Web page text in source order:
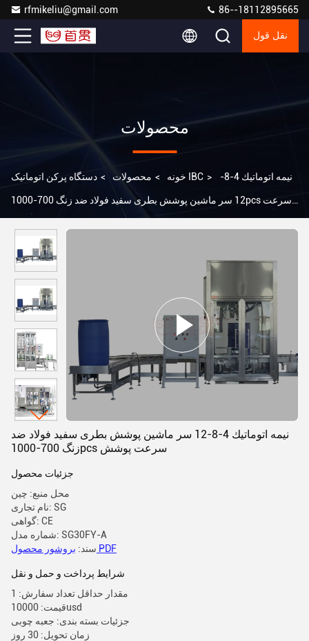
rfmikeliu@gmail.com 86--18112895665
نقل قول
محصولات
خونه > محصولات > دستگاه پرکن اتوماتیک IBC > نیمه اتوماتيك 4-8-
12 سر ماشین پوشش بطری سفید فولاد ضد زنگ 700-1000pcs سرعت
نیمه اتوماتيك 4-8-12 سر ماشین پوشش بطری سفید فولاد ضد
زنگ 700-1000pcs سرعت پوشش
جزئیات محصول
محل منبع: چین
نام تجاری: SG
گواهی: CE
شماره مدل: SG30FY-A
سند: بروشور محصول PDF
شرایط پرداخت و حمل و نقل
مقدار حداقل تعداد سفارش: 1
قیمت: 10000usd
جزئیات بسته بندی: جعبه چوبی
زمان تحویل: 30 روز